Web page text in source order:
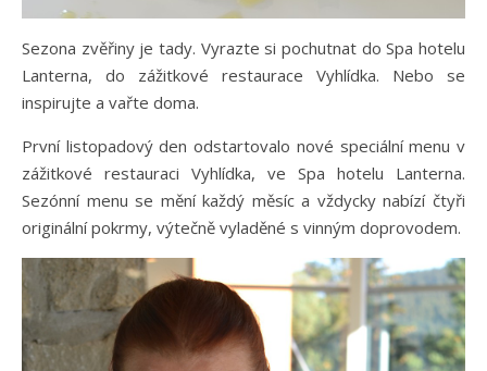
Sezona zvěřiny je tady. Vyrazte si pochutnat do Spa hotelu
Lanterna, do zážitkové restaurace Vyhlídka. Nebo se
inspirujte a vařte doma.
První listopadový den odstartovalo nové speciální menu v
zážitkové restauraci Vyhlídka, ve Spa hotelu Lanterna.
Sezónní menu se mění každý měsíc a vždycky nabízí čtyři
originální pokrmy, výtečně vyladěné s vinným doprovodem.